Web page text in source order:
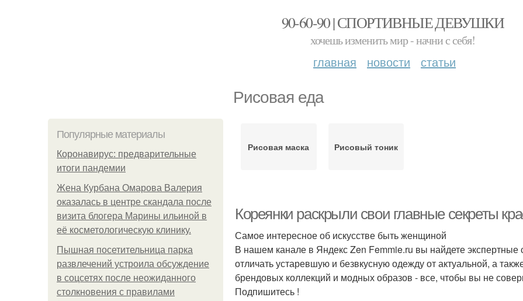
90-60-90 | СПОРТИВНЫЕ ДЕВУШКИ
хочешь изменить мир - начни с себя!
главная новости статьи
Рисовая еда
Популярные материалы
Коронавирус: предварительные
итоги пандемии
Жена Курбана Омарова Валерия
оказалась в центре скандала после
визита блогера Марины ильиной в
её косметологическую клинику.
Пышная посетительница парка
развлечений устроила обсуждение
в соцсетях после неожиданного
столкновения с правилами
Рисовая маска Рисовый тоник
Кореянки раскрыли свои главные секреты
Самое интересное об искусстве быть женщиной
В нашем канале в Яндекс Zen Femmie.ru вы найдете экспертные
отличать устаревшую и безвкусную одежду от актуальной, а
брендовых коллекций и модных образов - все, чтобы вы не
Подпишитесь !